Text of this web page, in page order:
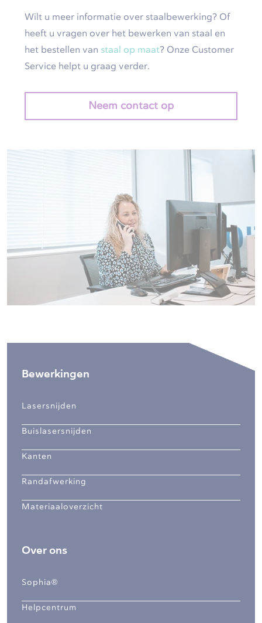
Wilt u meer informatie over staalbewerking? Of
heeft u vragen over het bewerken van staal en
het bestellen van staal op maat? Onze Customer
Service helpt u graag verder.
Neem contact op
Bewerkingen
Lasersnijden
Buislasersnijden
Kanten
Randafwerking
Materiaaloverzicht
Over ons
Sophia®
Helpcentrum